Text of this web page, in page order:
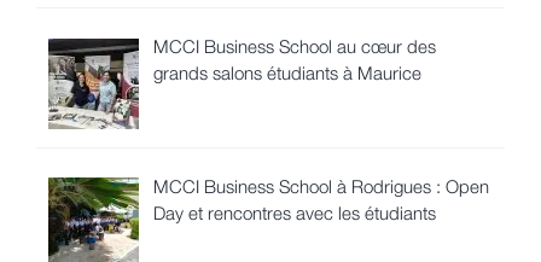
MCCI Business School au cœur des
grands salons étudiants à Maurice
MCCI Business School à Rodrigues : Open
Day et rencontres avec les étudiants